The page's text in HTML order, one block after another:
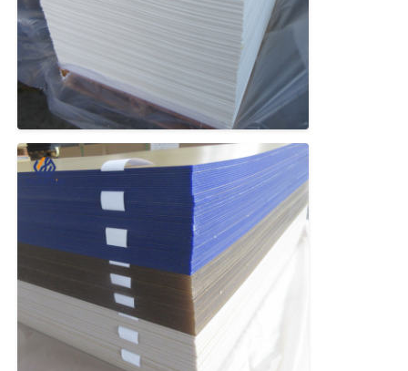
feuille acrylique arc-en-ciel
support acrylique
Cadre acrylique de photo
Coupe en feuille acrylique
Support acrylique de signe